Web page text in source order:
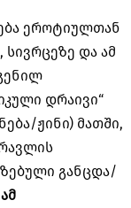
ეროტიულთან
სივრცეზე და ამ
დრაივი“
ჟინი) მათში,
განცდა/
ამ